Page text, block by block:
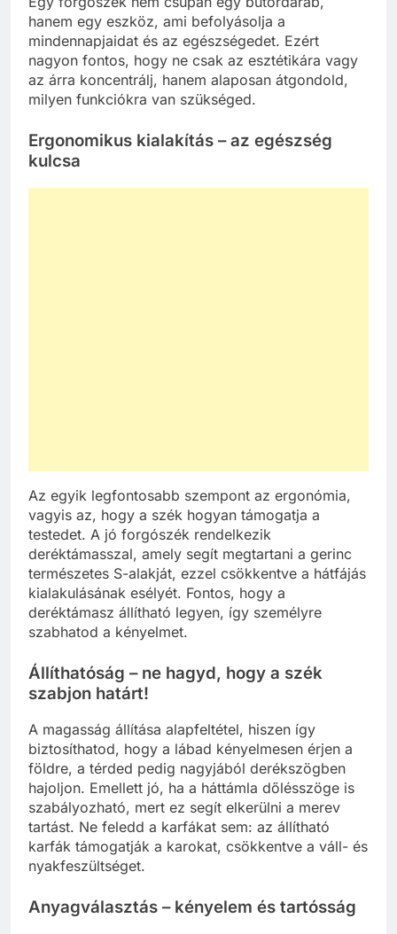
hanem egy eszköz, ami befolyásolja a
mindennapjaidat és az egészségedet. Ezért
nagyon fontos, hogy ne csak az esztétikára vagy
az árra koncentrálj, hanem alaposan átgondold,
milyen funkciókra van szükséged.
Ergonomikus kialakítás – az egészség
kulcsa
Az egyik legfontosabb szempont az ergonómia,
vagyis az, hogy a szék hogyan támogatja a
testedet. A jó forgószék rendelkezik
deréktámasszal, amely segít megtartani a gerinc
természetes S-alakját, ezzel csökkentve a hátfájás
kialakulásának esélyét. Fontos, hogy a
deréktámasz állítható legyen, így személyre
szabhatod a kényelmet.
Állíthatóság – ne hagyd, hogy a szék
szabjon határt!
A magasság állítása alapfeltétel, hiszen így
biztosíthatod, hogy a lábad kényelmesen érjen a
földre, a térded pedig nagyjából derékszögben
hajoljon. Emellett jó, ha a háttámla dőlésszöge is
szabályozható, mert ez segít elkerülni a merev
tartást. Ne feledd a karfákat sem: az állítható
karfák támogatják a karokat, csökkentve a váll- és
nyakfeszültséget.
Anyagválasztás – kényelem és tartósság